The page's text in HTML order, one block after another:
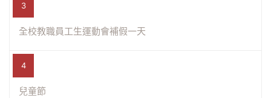
3
全校教職員工生運動會補假一天
4
兒童節